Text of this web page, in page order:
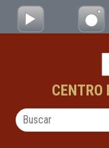
Pular para o Conteúdo
Em reunião,
CENTRO